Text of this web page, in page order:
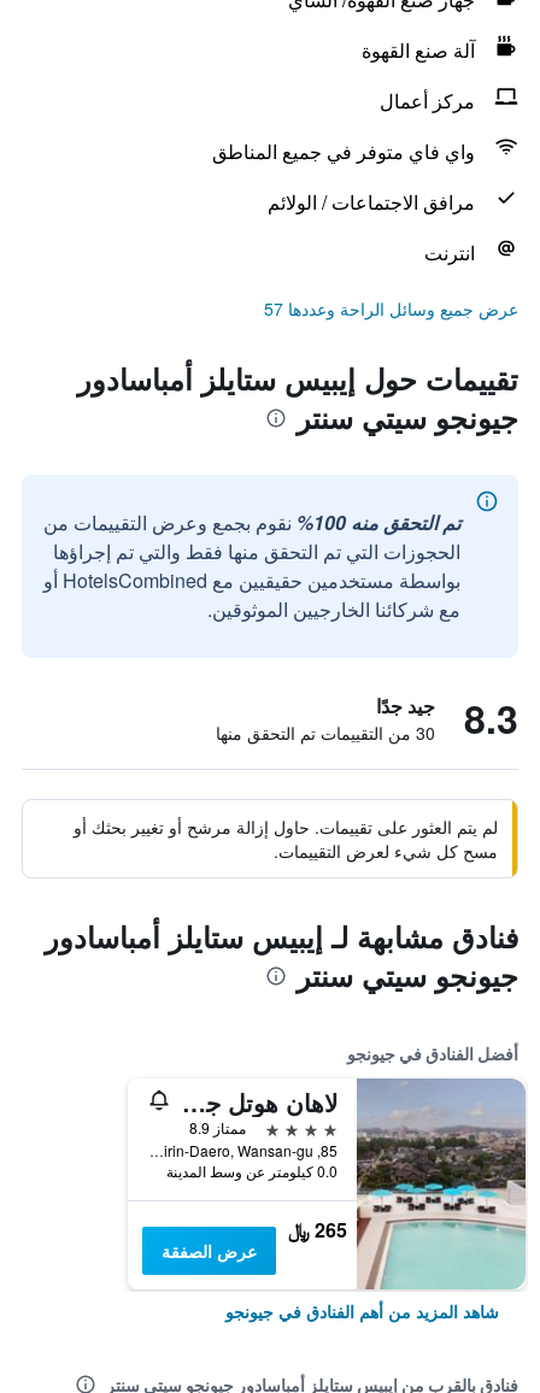
آلة صنع القهوة
مركز أعمال
واي فاي متوفر في جميع المناطق
مرافق الاجتماعات / الولائم
انترنت
عرض جميع وسائل الراحة وعددها 57
تقييمات حول إيبيس ستايلز أمباسادور
جيونجو سيتي سنتر
تم التحقق منه 100%
نقوم بجمع وعرض التقييمات من
الحجوزات التي تم التحقق منها فقط والتي تم إجراؤها
بواسطة مستخدمين حقيقيين مع HotelsCombined أو
مع شركائنا الخارجيين الموثوقين.
8.3 جيد جدًا
30 من التقييمات تم التحقق منها
لم يتم العثور على تقييمات. حاول إزالة مرشح أو تغيير بحثك أو
مسح كل شيء لعرض التقييمات.
فنادق مشابهة لـ إيبيس ستايلز أمباسادور
جيونجو سيتي سنتر
أفضل الفنادق في جيونجو
لاهان هوتل جيونجو
4 نجوم
ممتاز 8.9
85, Girin-Daero, Wansan-gu, جيونجو, كوريا الجنوبية
0.0 كيلومتر عن وسط المدينة
265 ﷼
عرض الصفقة
شاهد المزيد من أهم الفنادق في جيونجو
فنادق بالقرب من إيبيس ستايلز أمباسادور جيونجو سيتي سنتر